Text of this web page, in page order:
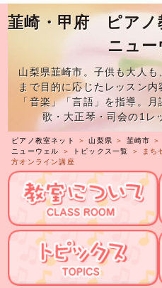
韮崎・甲府 ピア
ニュ
山梨県韮崎市。子供も大人
まで目的に応じたレッスン
「音楽」「言語」を指導。
歌・大正琴・司会の1レ
ピアノ教室ネット ＞山梨県 ＞ 韮崎市 ＞
ニューウェル
＞ トピックス一覧
＞ まち
方オンライン講座